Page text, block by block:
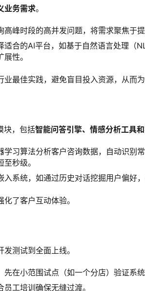
业务需求。
峰时段的高并发问题，将需求聚焦于
适合的AI平台，如基于自然语言处理（
性。
最佳实践，避免盲目投入资源，从而
块，包括智能问答引擎、情感分析工具
学习算法分析客户咨询数据，自动识别
秒级。
系统，如通过历史对话挖掘用户偏好，
了客户互动体验。
测试到全面上线。
在小范围试点（如一个分店）验证系
工培训确保无缝过渡。